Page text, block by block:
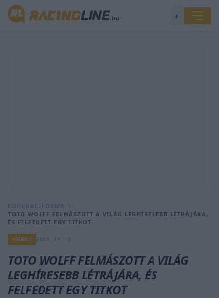
◐
FŐOLDAL FORMA-1
TOTO WOLFF FELMÁSZOTT A VILÁG LEGHÍRESEBB LÉTRÁJÁRA,
ÉS FELFEDETT EGY TITKOT
FORMA-1
TOTO WOLFF FELMÁSZOTT A VILÁG
LEGHÍRESEBB LÉTRÁJÁRA, ÉS
FELFEDETT EGY TITKOT